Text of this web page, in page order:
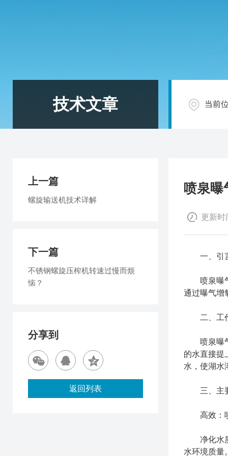
技术文章 当前
喷泉曝
更新时
一、引
喷泉曝气
通过曝气增
二、工
喷泉曝气
的水直接提
水，使湖水
三、主
高效‌：喷
净化水质‌
水环境质量
上一篇
螺旋输送机技术详解
下一篇
不锈钢螺旋压榨机转速过慢而烦
恼？
分享到
返回列表